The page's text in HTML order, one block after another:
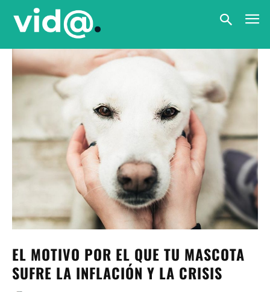
EL MOTIVO POR EL QUE TU MASCOTA
SUFRE LA INFLACIÓN Y LA CRISIS